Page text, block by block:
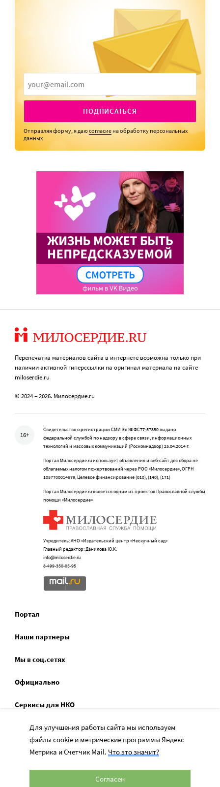
ПОДПИСАТЬСЯ
Отправляя форму, я даюсогласие на обработку персональных
данных
Перепечатка материалов сайта в интернете возможна только при
наличии активной гиперссылки на оригинал материала на сайте
miloserdie.ru
© 2024 – 2026. Милосердие.ru
16+
Свидетельство о регистрации СМИ Эл № ФС77-57850 выдано
федеральной службой по надзору в сфере связи, информационных
технологий и массовых коммуникаций (Роскомнадзор) 25.04.2014 г.
Портал Милосердие.ru использует объявления и веб-сайт для сбора не
облагаемых налогом пожертвований через РОО «Милосердие», ОГРН
1057700014679, Целевое финансирование (010), (140), (171)
Портал Милосердие.ru является одним из проектов Православной службы
помощи «Милосердие»
Учредитель: АНО «Издательский центр «Нескучный сад»
Главный редактор: Данилова Ю.К.
info@miloserdie.ru
8-499-350-05-95
Портал
Наши партнеры
Мы в соц.сетях
Официально
Сервисы для НКО
Спецпроекты
Социальное служение
Для улучшения работы сайта мы используем
файлы cookie и метрические программы Яндекс
Метрика и Счетчик Mail. Что это значит?
Согласен